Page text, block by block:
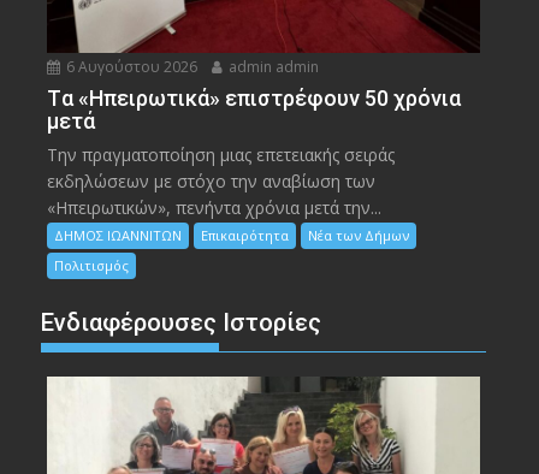
6 Αυγούστου 2026 admin admin
Tα «Ηπειρωτικά» επιστρέφουν 50 χρόνια
μετά
Την πραγματοποίηση μιας επετειακής σειράς
εκδηλώσεων με στόχο την αναβίωση των
«Ηπειρωτικών», πενήντα χρόνια μετά την...
ΔΗΜΟΣ ΙΩΑΝΝΙΤΩΝ Επικαιρότητα
Νέα των Δήμων
Πολιτισμός
Ενδιαφέρουσες Ιστορίες